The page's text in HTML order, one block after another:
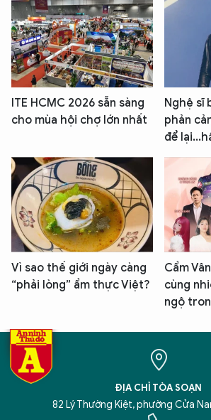
ITE HCMC 2026 sẵn sàng
cho mùa hội chợ lớn nhất
Nghệ sĩ
phản
để
Vì sao thế giới ngày càng
“phải lòng” ẩm thực Việt?
Cẩm
cùng
ngộ
ĐỊA CHỈ TÒA SOẠN
82 Lý Thường Kiệt, phường Cửa